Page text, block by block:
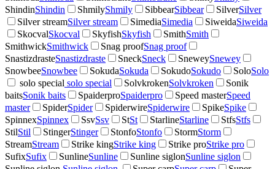
ShindinShindin ShmilyShmily SibbearSibbear SilverSilver
Silver streamSilver stream SimediaSimedia SiweidaSiweida
SkocvalSkocval SkyfishSkyfish SmithSmith
SmithwickSmithwick Snag proofSnag proof
SnastizdrasteSnastizdraste SneckSneck SneweySnewey
SnowbeeSnowbee SokudaSokuda SokudoSokudo SoloSolo
solo special solo special SolvkrokenSolvkroken
Sonik
baitsSonik baits SpaiderproSpaiderpro Speed masterSpeed
master
SpiderSpider SpiderwireSpiderwire SpikeSpike
SpinnexSpinnex SsvSsv StSt StarlineStarline StfsStfs
StilStil StingerStinger StonfoStonfo StormStorm
StreamStream Strike kingStrike king Strike proStrike pro
SufixSufix SunlineSunline Sunline siglonSunline siglon